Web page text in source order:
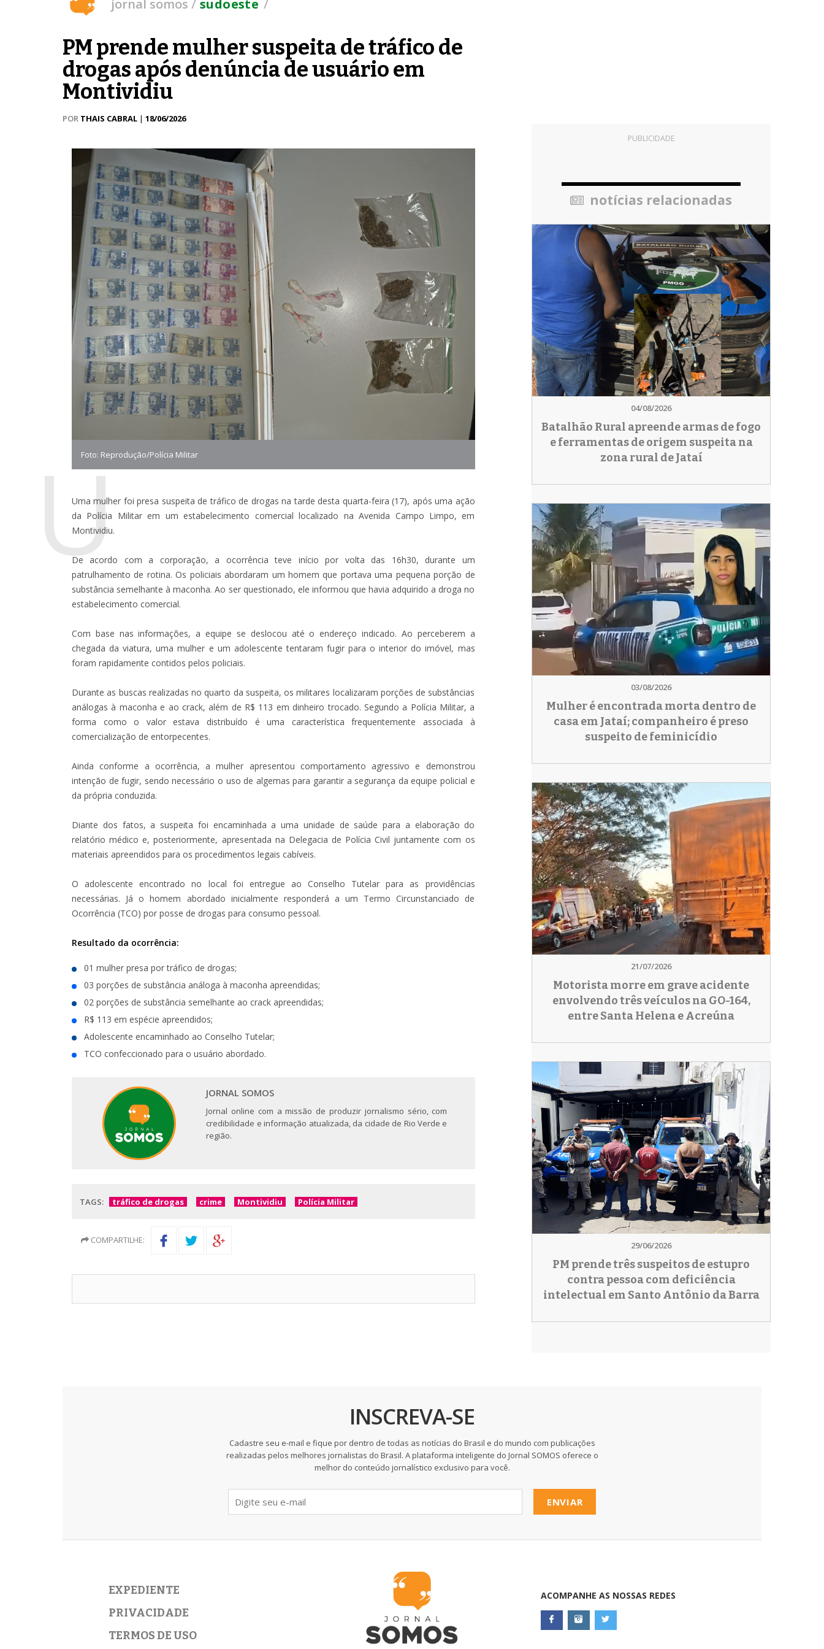
jornal somos sudoeste
PM prende mulher suspeita de tráfico de
drogas após denúncia de usuário em
Montividiu
POR THAIS CABRAL | 18/06/2026
Foto: Reprodução/Polícia Militar
U
Uma mulher foi presa suspeita de tráfico de drogas na tarde desta quarta-feira (17), após uma ação
da Polícia Militar em um estabelecimento comercial localizado na Avenida Campo Limpo, em
Montividiu.
De acordo com a corporação, a ocorrência teve início por volta das 16h30, durante um
patrulhamento de rotina. Os policiais abordaram um homem que portava uma pequena porção de
substância semelhante à maconha. Ao ser questionado, ele informou que havia adquirido a droga no
estabelecimento comercial.
Com base nas informações, a equipe se deslocou até o endereço indicado. Ao perceberem a
chegada da viatura, uma mulher e um adolescente tentaram fugir para o interior do imóvel, mas
foram rapidamente contidos pelos policiais.
Durante as buscas realizadas no quarto da suspeita, os militares localizaram porções de substâncias
análogas à maconha e ao crack, além de R$ 113 em dinheiro trocado. Segundo a Polícia Militar, a
forma como o valor estava distribuído é uma característica frequentemente associada à
comercialização de entorpecentes.
Ainda conforme a ocorrência, a mulher apresentou comportamento agressivo e demonstrou
intenção de fugir, sendo necessário o uso de algemas para garantir a segurança da equipe policial e
da própria conduzida.
Diante dos fatos, a suspeita foi encaminhada a uma unidade de saúde para a elaboração do
relatório médico e, posteriormente, apresentada na Delegacia de Polícia Civil juntamente com os
materiais apreendidos para os procedimentos legais cabíveis.
O adolescente encontrado no local foi entregue ao Conselho Tutelar para as providências
necessárias. Já o homem abordado inicialmente responderá a um Termo Circunstanciado de
Ocorrência (TCO) por posse de drogas para consumo pessoal.
Resultado da ocorrência:
01 mulher presa por tráfico de drogas;
03 porções de substância análoga à maconha apreendidas;
02 porções de substância semelhante ao crack apreendidas;
R$ 113 em espécie apreendidos;
Adolescente encaminhado ao Conselho Tutelar;
TCO confeccionado para o usuário abordado.
JORNAL SOMOS
Jornal online com a missão de produzir jornalismo sério, com
credibilidade e informação atualizada, da cidade de Rio Verde e
região.
TAGS: tráfico de drogas crime Montividiu Polícia Militar
COMPARTILHE:
PUBLICIDADE
notícias relacionadas
04/08/2026
Batalhão Rural apreende armas de fogo
e ferramentas de origem suspeita na
zona rural de Jataí
03/08/2026
Mulher é encontrada morta dentro de
casa em Jataí; companheiro é preso
suspeito de feminicídio
21/07/2026
Motorista morre em grave acidente
envolvendo três veículos na GO-164,
entre Santa Helena e Acreúna
29/06/2026
PM prende três suspeitos de estupro
contra pessoa com deficiência
intelectual em Santo Antônio da Barra
INSCREVA-SE
Cadastre seu e-mail e fique por dentro de todas as notícias do Brasil e do mundo com publicações
realizadas pelos melhores jornalistas do Brasil. A plataforma inteligente do Jornal SOMOS oferece o
melhor do conteúdo jornalístico exclusivo para você.
ENVIAR
EXPEDIENTE
PRIVACIDADE
TERMOS DE USO
ACOMPANHE AS NOSSAS REDES